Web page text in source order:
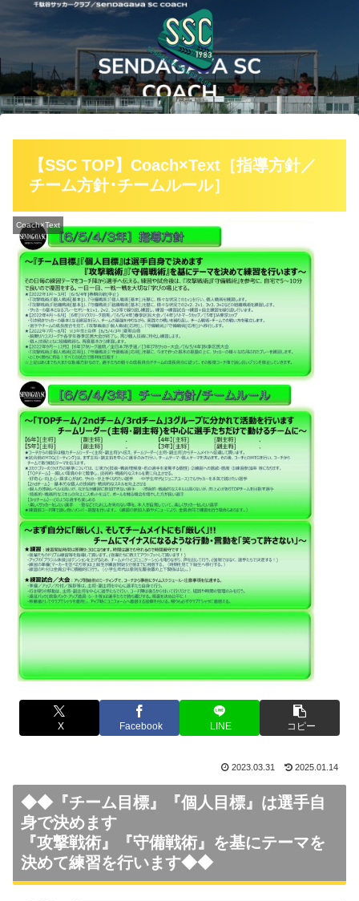
【SSC TOP】Coach×Text［指導方針／
チーム方針･チームルール］
Coach×Text
X Facebook LINE コピー
2023.03.31 2025.01.14
◆◆『チーム目標』『個人目標』は選手自
身で決めます
『攻撃戦術』『守備戦術』を基にテーマを
決めて練習を行います◆◆